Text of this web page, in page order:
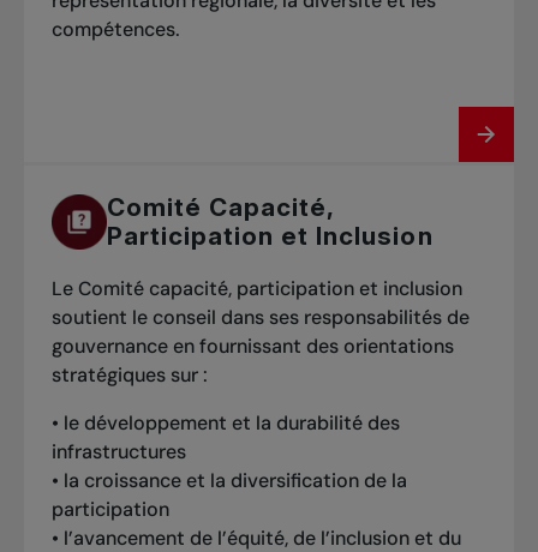
compétences.
Comité Capacité,
Participation et Inclusion
Le Comité capacité, participation et inclusion
soutient le conseil dans ses responsabilités de
gouvernance en fournissant des orientations
stratégiques sur :
• le développement et la durabilité des
infrastructures
• la croissance et la diversification de la
participation
• l’avancement de l’équité, de l’inclusion et du